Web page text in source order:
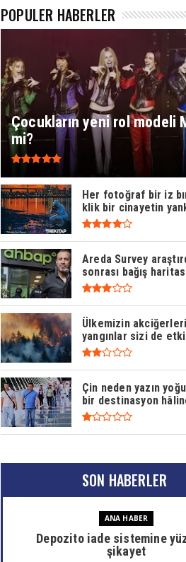
POPÜLER HABERLER
Çocukların yeni rol modeli
mi?
Her fotoğraf bir iz
klik bir cinayetin
Areda Survey
sonrası bağış
Ülkemizin
yangınlar sizi de
Çin neden yazın
bir destinasyon
SON HABERLER
ANA HABER
Depozito iade sistemine
şikayet